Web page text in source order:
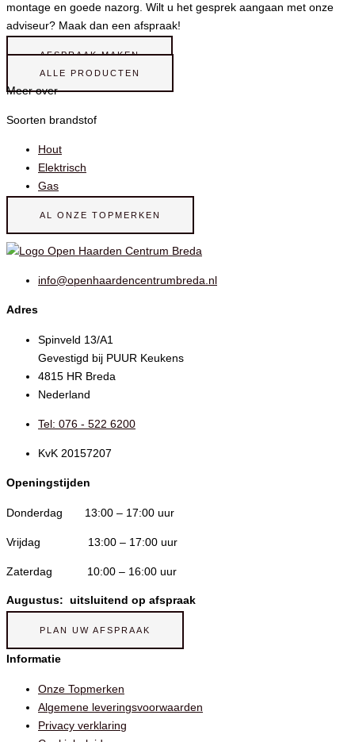
montage en goede nazorg. Wilt u het gesprek aangaan met onze
adviseur? Maak dan een afspraak!
AFSPRAAK MAKEN
ALLE PRODUCTEN
Meer over
Soorten brandstof
Hout
Elektrisch
Gas
AL ONZE TOPMERKEN
info@openhaardencentrumbreda.nl
Adres
Spinveld 13/A1
Gevestigd bij PUUR Keukens
4815 HR Breda
Nederland
Tel: 076 - 522 6200
KvK 20157207
Openingstijden
Donderdag 13:00 – 17:00 uur
Vrijdag 13:00 – 17:00 uur
Zaterdag 10:00 – 16:00 uur
Augustus: uitsluitend op afspraak
PLAN UW AFSPRAAK
Informatie
Onze Topmerken
Algemene leveringsvoorwaarden
Privacy verklaring